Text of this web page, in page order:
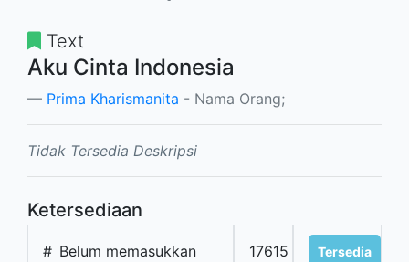
Text
Aku Cinta Indonesia
Prima Kharismanita - Nama Orang;
Tidak Tersedia Deskripsi
Ketersediaan
# Belum memasukkan
17615 Tersedia